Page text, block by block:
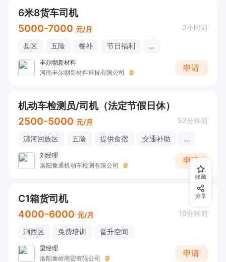
6米8货车司机
5000-7000 元/月 2小时前
县区 五险 餐补 节日福利 ...
丰尔彻新材料
河南丰尔彻新材料科技有限公司
申请
机动车检测员/司机（法定节假日休）
2500-5000 元/月 52分钟前
瀍河回族区 五险 提供食宿 交通补助 ...
刘经理
洛阳豫通机动车检测有限公司
申请
C1箱货司机
4000-6000 元/月 10分钟前
涧西区 免费培训 晋升空间
梁经理
洛阳秦岭商贸有限公司
申请
收藏
分享